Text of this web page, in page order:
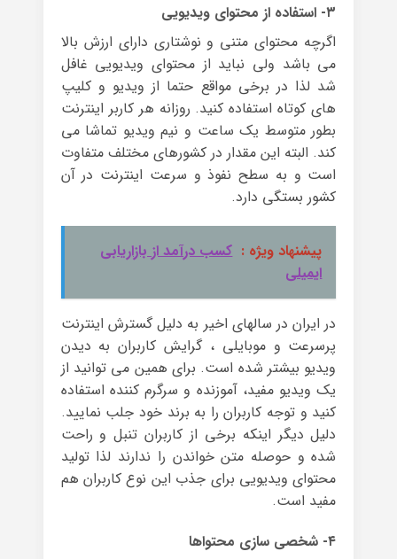
۳- استفاده از محتوای ویدیویی
اگرچه محتوای متنی و نوشتاری دارای ارزش بالا
می باشد ولی نباید از محتوای ویدیویی غافل
شد لذا در برخی مواقع حتما از ویدیو و کلیپ
های کوتاه استفاده کنید. روزانه هر کاربر اینترنت
بطور متوسط یک ساعت و نیم ویدیو تماشا می
کند. البته این مقدار در کشورهای مختلف متفاوت
است و به سطح نفوذ و سرعت اینترنت در آن
کشور بستگی دارد.
پیشنهاد ویژه : کسب درآمد از بازاریابی
ایمیلی
در ایران در سالهای اخیر به دلیل گسترش اینترنت
پرسرعت و موبایلی ، گرایش کاربران به دیدن
ویدیو بیشتر شده است. برای همین می توانید از
یک ویدیو مفید، آموزنده و سرگرم کننده استفاده
کنید و توجه کاربران را به برند خود جلب نمایید.
دلیل دیگر اینکه برخی از کاربران تنبل و راحت
شده و حوصله متن خواندن را ندارند لذا تولید
محتوای ویدیویی برای جذب این نوع کاربران هم
مفید است.
۴- شخصی سازی محتواها